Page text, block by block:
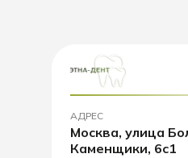
АДРЕС
Москва, улица
Каменщики, 6с1